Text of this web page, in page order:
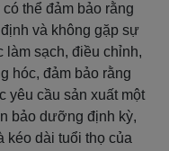
thể đảm bảo rằng
và không gặp sự
sạch, điều chỉnh,
hóc, đảm bảo rằng
yêu cầu sản xuất một
bảo dưỡng định kỳ,
kéo dài tuổi thọ của